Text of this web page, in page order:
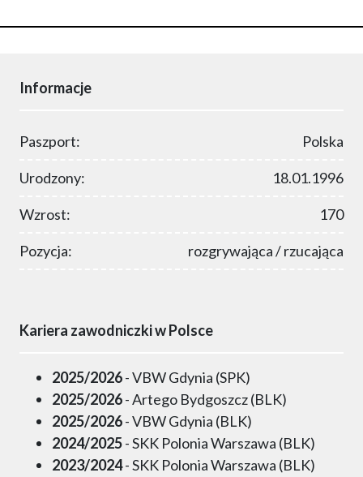
Informacje
Paszport: Polska
Urodzony: 18.01.1996
Wzrost: 170
Pozycja: rozgrywająca / rzucająca
Kariera zawodniczki w Polsce
2025/2026- VBW Gdynia (SPK)
2025/2026- Artego Bydgoszcz (BLK)
2025/2026- VBW Gdynia (BLK)
2024/2025- SKK Polonia Warszawa (BLK)
2023/2024- SKK Polonia Warszawa (BLK)